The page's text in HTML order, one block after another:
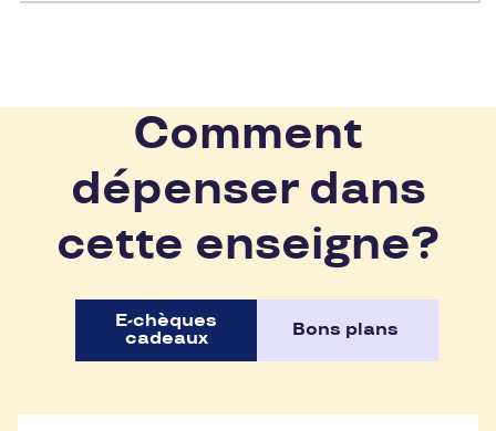
Comment
dépenser dans
cette enseigne?
E-chèques
cadeaux
Bons plans